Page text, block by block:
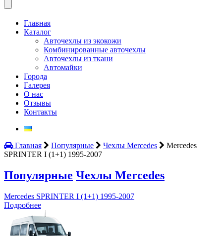
Главная
Каталог
Авточехлы из экокожи
Комбинированные авточехлы
Авточехлы из ткани
Автомайки
Города
Галерея
О нас
Отзывы
Контакты
Главная Популярные Чехлы Mercedes
Mercedes
SPRINTER I (1+1) 1995-2007
Популярные Чехлы Mercedes
Mercedes SPRINTER I (1+1) 1995-2007
Подробнее